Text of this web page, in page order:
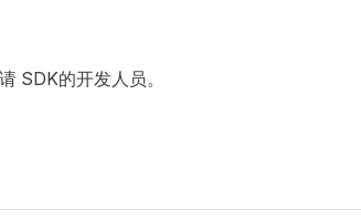
SDK的开发人员。